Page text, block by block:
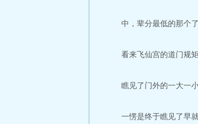
中，辈分最低的那个了
看来飞仙宫的道门规矩
瞧见了门外的一大一小
一愣是终于瞧见了早